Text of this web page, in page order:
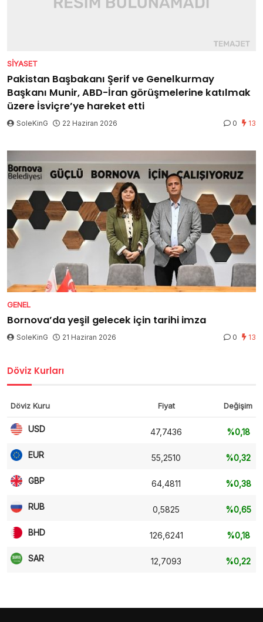
SIYASET
Pakistan Başbakanı Şerif ve Genelkurmay
Başkanı Munir, ABD-İran görüşmelerine katılmak
üzere İsviçre’ye hareket etti
SoleKinG 22 Haziran 2026 0 13
GENEL
Bornova’da yeşil gelecek için tarihi imza
SoleKinG 21 Haziran 2026 0 13
Döviz Kurları
Döviz Kuru Fiyat Değişim
USD 47,7436 %0,18
EUR 55,2510 %0,32
GBP 64,4811 %0,38
RUB 0,5825 %0,65
BHD 126,6241 %0,18
SAR 12,7093 %0,22